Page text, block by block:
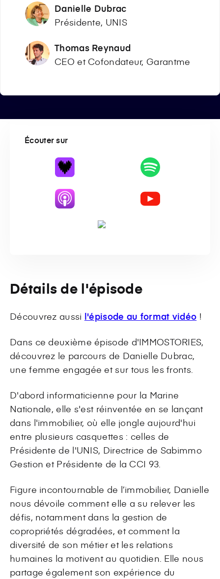
Danielle Dubrac
Présidente, UNIS
Thomas Reynaud
CEO et Cofondateur, Garantme
Écouter sur
Détails de l'épisode
Découvrez aussi l'épisode au format vidéo !
Dans ce deuxième épisode d'IMMOSTORIES,
découvrez le parcours de Danielle Dubrac,
une femme engagée et sur tous les fronts.
D'abord informaticienne pour la Marine
Nationale, elle s'est réinventée en se lançant
dans l'immobilier, où elle jongle aujourd'hui
entre plusieurs casquettes : celles de
Présidente de l'UNIS, Directrice de Sabimmo
Gestion et Présidente de la CCI 93.
Figure incontournable de l’immobilier, Danielle
nous dévoile comment elle a su relever les
défis, notamment dans la gestion de
copropriétés dégradées, et comment la
diversité de son métier et les relations
humaines la motivent au quotidien. Elle nous
partage également son expérience du